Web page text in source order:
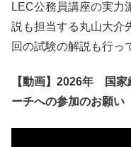
LEC公務員講座の実力
説も担当する丸山大介
回の試験の解説も行っ
【動画】2026年 国
ーチへの参加のお願い